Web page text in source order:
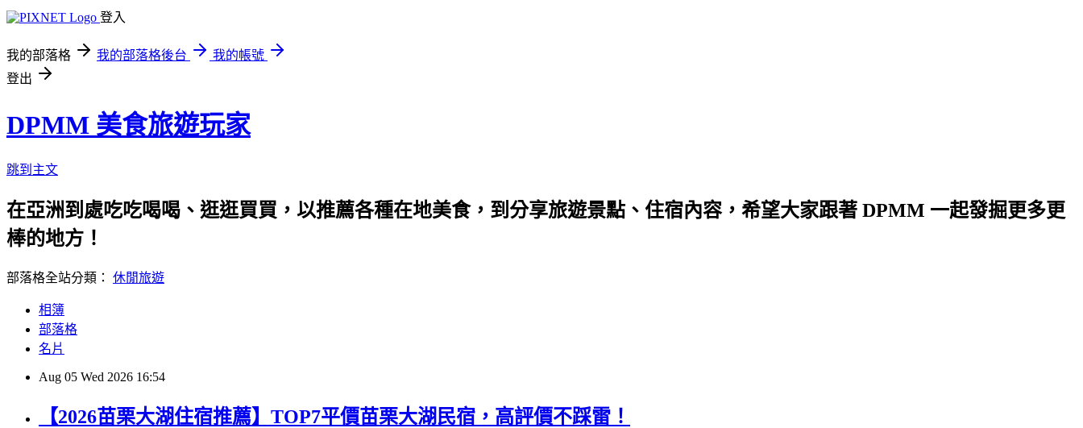
登入
我的部落格 我的部落格後台
我的帳號
登出
DPMM 美食旅遊玩家
跳到主文
在亞洲到處吃吃喝喝、逛逛買買，以推薦各種在地美食，到分享旅遊景點、住宿內容，希望大家跟著 DPMM 一起發掘更多更
棒的地方！
部落格全站分類： 休閒旅遊
相簿
部落格
名片
Aug 05 Wed 2026 16:54
【2026苗栗大湖住宿推薦】TOP7平價苗栗大湖民宿，高評價不踩雷！